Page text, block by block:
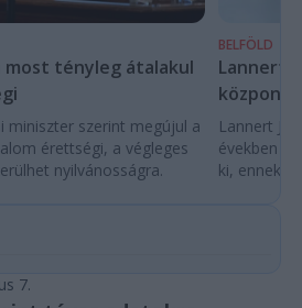
most tényleg átalakul
miniszter szerint megújul a
érettségi, a végleges
nyilvánosságra.
BELFÖLD
Lannert
Lannert
években
ki, ennek
7.